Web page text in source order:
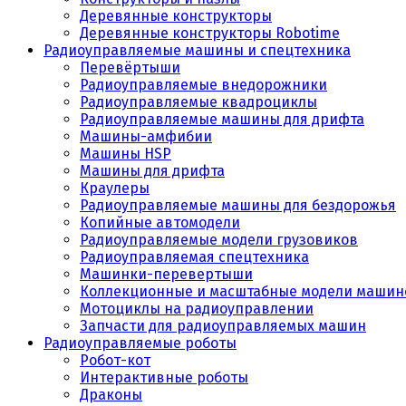
Деревянные конструкторы
Деревянные конструкторы Robotime
Радиоуправляемые машины и спецтехника
Перевёртыши
Радиоуправляемые внедорожники
Радиоуправляемые квадроциклы
Радиоуправляемые машины для дрифта
Машины-амфибии
Машины HSP
Машины для дрифта
Краулеры
Радиоуправляемые машины для бездорожья
Копийные автомодели
Радиоуправляемые модели грузовиков
Радиоуправляемая спецтехника
Машинки-перевертыши
Коллекционные и масштабные модели
Мотоциклы на радиоуправлении
Запчасти для радиоуправляемых машин
Радиоуправляемые роботы
Робот-кот
Интерактивные роботы
Драконы